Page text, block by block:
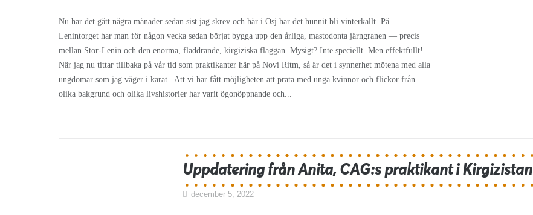
Nu har det gått några månader sedan sist jag skrev och här i Osj har det hunnit bli vinterkallt. På
Lenintorget har man för någon vecka sedan börjat bygga upp den årliga, mastodonta järngranen — precis
mellan Stor-Lenin och den enorma, fladdrande, kirgiziska flaggan. Mysigt? Inte speciellt. Men effektfullt!
När jag nu tittar tillbaka på vår tid som praktikanter här på Novi Ritm, så är det i synnerhet mötena med alla
ungdomar som jag väger i karat. Att vi har fått möjligheten att prata med unga kvinnor och flickor från
olika bakgrund och olika livshistorier har varit ögonöppnande och...
Uppdatering från Anita, CAG:s praktikant i Kirgizistan
december 5, 2022